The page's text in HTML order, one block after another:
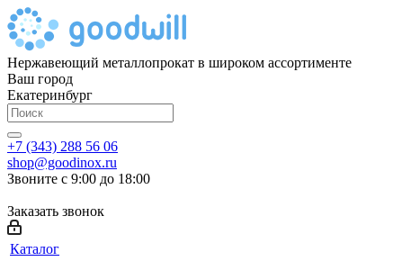
Нержавеющий металлопрокат в широком ассортименте
Ваш город
Екатеринбург
+7 (343) 288 56 06
shop@goodinox.ru
Звоните с 9:00 до 18:00
Заказать звонок
Каталог